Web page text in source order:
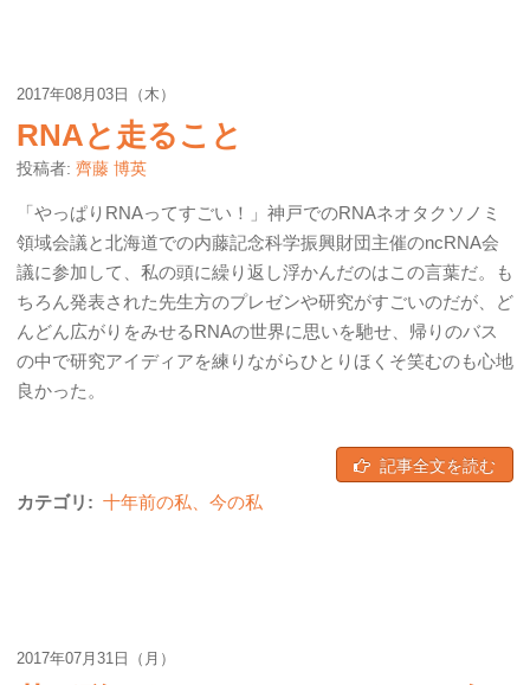
2017年08月03日（木）
RNAと走ること
投稿者: 齊藤 博英
「やっぱりRNAってすごい！」神戸でのRNAネオタクソノミ
領域会議と北海道での内藤記念科学振興財団主催のncRNA会
議に参加して、私の頭に繰り返し浮かんだのはこの言葉だ。も
ちろん発表された先生方のプレゼンや研究がすごいのだが、ど
んどん広がりをみせるRNAの世界に思いを馳せ、帰りのバス
の中で研究アイディアを練りながらひとりほくそ笑むのも心地
良かった。
記事全文を読む
カテゴリ: 十年前の私、今の私
2017年07月31日（月）